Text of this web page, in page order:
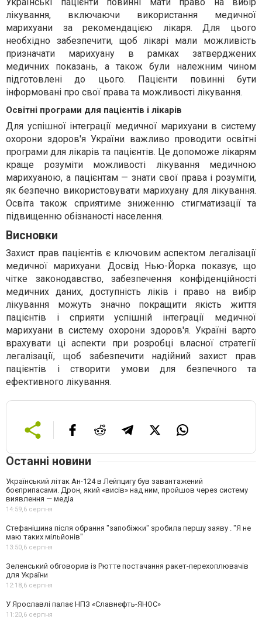
лікування, включаючи використання медичної
марихуани за рекомендацією лікаря. Для цього
необхідно забезпечити, щоб лікарі мали можливість
призначати марихуану в рамках затверджених
медичних показань, а також були належним чином
підготовлені до цього. Пацієнти повинні бути
інформовані про свої права та можливості лікування.
Освітні програми для пацієнтів і лікарів
Для успішної інтеграції медичної марихуани в систему
охорони здоров'я України важливо проводити освітні
програми для лікарів та пацієнтів. Це допоможе лікарям
краще розуміти можливості лікування медичною
марихуаною, а пацієнтам — знати свої права і розуміти,
як безпечно використовувати марихуану для лікування.
Освіта також сприятиме зниженню стигматизації та
підвищенню обізнаності населення.
Висновки
Захист прав пацієнтів є ключовим аспектом легалізації
медичної марихуани. Досвід Нью-Йорка показує, що
чітке законодавство, забезпечення конфіденційності
медичних даних, доступність ліків і право на вибір
лікування можуть значно покращити якість життя
пацієнтів і сприяти успішній інтеграції медичної
марихуани в систему охорони здоров'я. Україні варто
врахувати ці аспекти при розробці власної стратегії
легалізації, щоб забезпечити надійний захист прав
пацієнтів і створити умови для безпечного та
ефективного лікування.
Останні новини
Український літак Ан-124 в Лейпцигу був завантажений
боєприпасами. Дрон, який «висів» над ним, пройшов через систему
виявлення — медіа
14:59,6 серпня
Стефанішина після обрання "запобіжки" зробила першу заяву . "Я не
маю таких мільйонів"
13:50,6 серпня
Зеленський обговорив із Рютте постачання ракет-перехоплювачів
для України
12:18,6 серпня
У Ярославлі палає НПЗ «Славнєфть-ЯНОС»
11:20,6 серпня